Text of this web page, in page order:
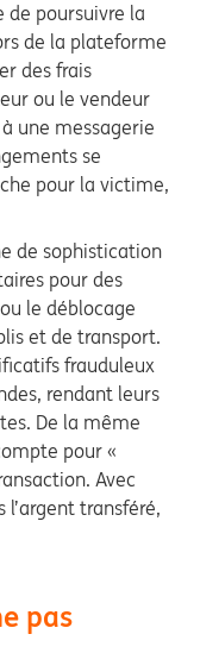
de poursuivre la
de la plateforme
des frais
ou le vendeur
une messagerie
se
pour la victime,
de sophistication
pour des
le déblocage
et de transport.
frauduleux
rendant leurs
De la même
pour «
Avec
transféré,
pas